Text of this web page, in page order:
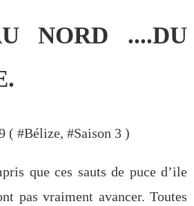
NORD ....DU
( #Bélize, #Saison 3 )
que ces sauts de puce d’ile
pas vraiment avancer. Toutes